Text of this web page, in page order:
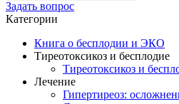
Задать вопрос
Категории
Книга о бесплодии и ЭКО
Тиреотоксикоз и бесплодие
Тиреотоксикоз и
Лечение
Гипертиреоз: